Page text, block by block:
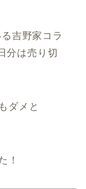
吉野家コラ
分は売り切
ダメと
！